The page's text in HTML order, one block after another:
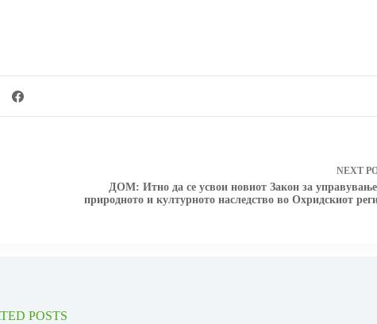
NEXT
ДОМ: Итно да се усвои новиот Закон за
природното и културното наследство во Охридскиот
POSTS